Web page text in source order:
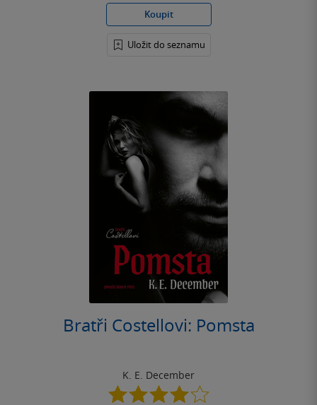
Koupit
Uložit do seznamu
Bratři Costellovi: Pomsta
K. E. December
4.0
z